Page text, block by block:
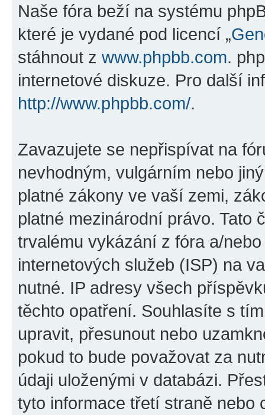
Naše fóra beží na systému
které je vydané pod licencí „
stáhnout z www.phpbb.com.
internetové diskuze. Pro další
http://www.phpbb.com/.
Zavazujete se nepřispívat na
nevhodným, vulgárním nebo
platné zákony ve vaší zemi,
platné mezinárodní právo. Tato
trvalému vykázání z fóra a/
internetových služeb (ISP) na
nutné. IP adresy všech
těchto opatření. Souhlasíte s
upravit, přesunout nebo
pokud to bude považovat za
údaji uloženými v databázi.
tyto informace třetí straně nebo